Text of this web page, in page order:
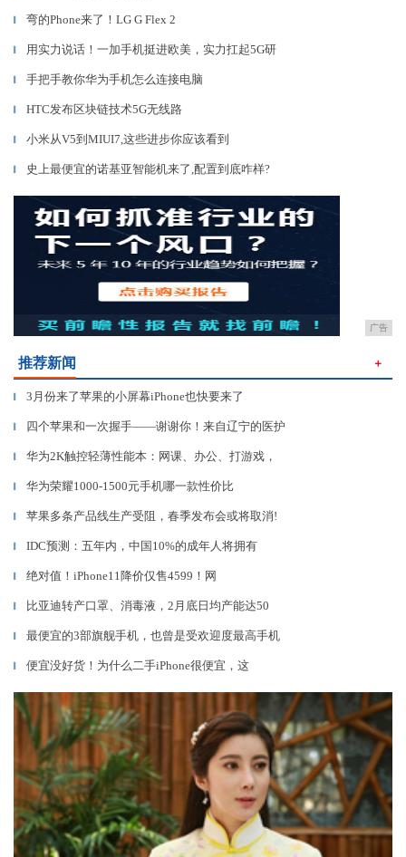
▎ 弯的Phone来了！LG G Flex 2
▎ 用实力说话！一加手机挺进欧美，实力扛起5G研
▎ 手把手教你华为手机怎么连接电脑
▎ HTC发布区块链技术5G无线路
▎ 小米从V5到MIUI7,这些进步你应该看到
▎ 史上最便宜的诺基亚智能机来了,配置到底咋样?
广告
推荐新闻 ＋
▎ 3月份来了苹果的小屏幕iPhone也快要来了
▎ 四个苹果和一次握手——谢谢你！来自辽宁的医护
▎ 华为2K触控轻薄性能本：网课、办公、打游戏，
▎ 华为荣耀1000-1500元手机哪一款性价比
▎ 苹果多条产品线生产受阻，春季发布会或将取消!
▎ IDC预测：五年内，中国10%的成年人将拥有
▎ 绝对值！iPhone11降价仅售4599！网
▎ 比亚迪转产口罩、消毒液，2月底日均产能达50
▎ 最便宜的3部旗舰手机，也曾是受欢迎度最高手机
▎ 便宜没好货！为什么二手iPhone很便宜，这